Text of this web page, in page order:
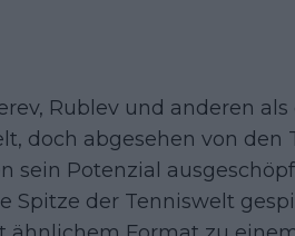
Rublev und anderen
doch abgesehen von den
sein Potenzial
Spitze der Tenniswelt